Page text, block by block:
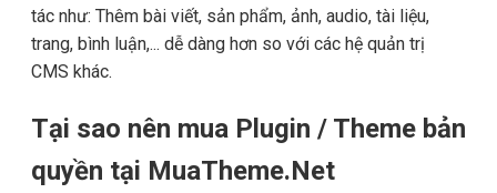
tác như: Thêm bài viết, sản phẩm, ảnh, audio, tài liệu,
trang, bình luận,... dễ dàng hơn so với các hệ quản trị
CMS khác.
Tại sao nên mua Plugin / Theme bản
quyền tại MuaTheme.Net